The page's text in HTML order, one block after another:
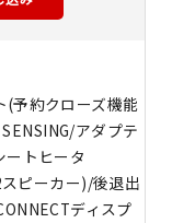
(予約クローズ機能
アダプテ
トヒータ
ピーカー)/後退出
ディスプ